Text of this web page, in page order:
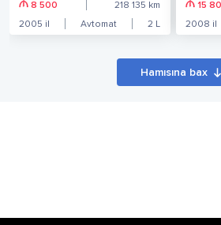
8 500 218 135 km
2005 il Avtomat 2 L
15
2008 il
Hamısına bax